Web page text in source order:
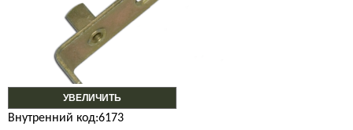
УВЕЛИЧИТЬ
Внутренний код:6173